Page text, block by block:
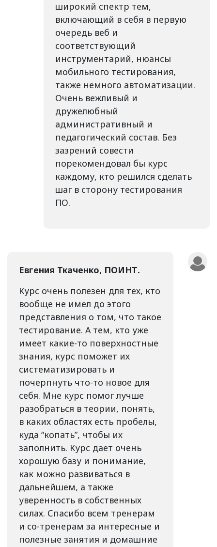
широкий спектр тем,
включающий в себя в первую
очередь веб и
соответствующий
инструментарий, нюансы
мобильного тестирования,
также немного автоматизации.
Очень вежливый и
дружелюбный
административный и
педагогический состав. Без
зазрений совести
порекомендовал бы курс
каждому, кто решился сделать
шаг в сторону тестирования
ПО.
Евгения Ткаченко, ПОИНТ.
Курс очень полезен для тех, кто
вообще не имел до этого
представления о том, что такое
тестирование. А тем, кто уже
имеет какие-то поверхностные
знания, курс поможет их
систематизировать и
почерпнуть что-то новое для
себя. Мне курс помог лучше
разобраться в теории, понять,
в каких областях есть пробелы,
куда “копать”, чтобы их
заполнить. Курс дает очень
хорошую базу и понимание,
как можно развиваться в
дальнейшем, а также
уверенность в собственных
силах. Спасибо всем тренерам
и со-тренерам за интересные и
полезные занятия и домашние